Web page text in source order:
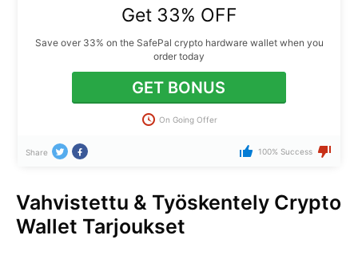
Get 33% OFF
Save over 33% on the SafePal crypto hardware wallet when you
order today
GET BONUS
On Going Offer
Share 100% Success
Vahvistettu & Työskentely Crypto
Wallet Tarjoukset